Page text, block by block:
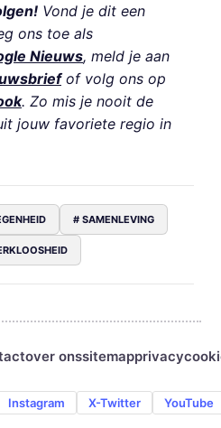
Vond je dit een
ons toe als
Nieuws, meld je aan
of volg ons op
. Zo mis je nooit de
jouw favoriete regio in
# SAMENLEVING
over onssitemapprivacy
Instagram X-Twitter YouTube